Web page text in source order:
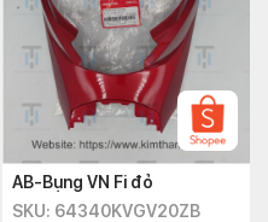
AB-Bụng VN Fi đỏ
SKU: 64340KVGV20ZB